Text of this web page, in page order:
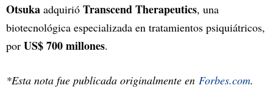
Otsuka adquirió Transcend Therapeutics, una
biotecnológica especializada en tratamientos psiquiátricos,
por US$ 700 millones.
*Esta nota fue publicada originalmente en Forbes.com.